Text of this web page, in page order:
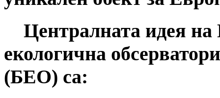
Централната идея на
екологична
(БЕО) са: